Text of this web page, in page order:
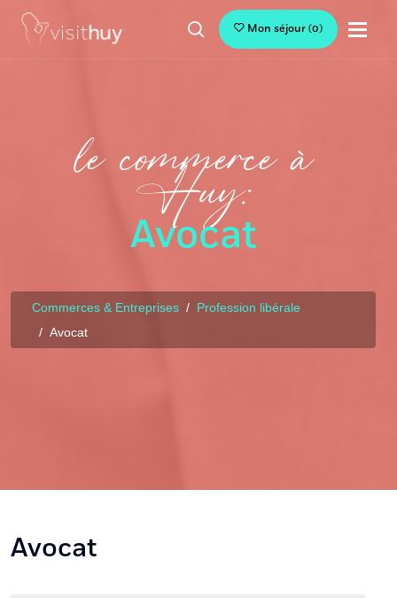
Mon séjour(0)
le commerce à
Huy:
Avocat
Commerces & Entreprises
Profession libérale
Avocat
Avocat